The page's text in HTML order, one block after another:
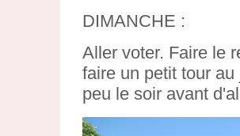
DIMANCHE :
Aller voter. Faire le
faire un petit tour
peu le soir avant